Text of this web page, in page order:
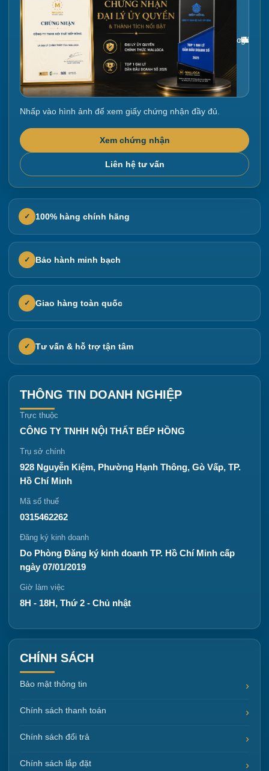
Gắn link ảnh giấy chứng nhận tại đây
Nhấp vào hình ảnh để xem giấy chứng nhận đầy đủ.
Xem chứng nhận
Liên hệ tư vấn
✓ 100% hàng chính hãng
✓ Bảo hành minh bạch
✓ Giao hàng toàn quốc
✓ Tư vấn & hỗ trợ tận tâm
THÔNG TIN DOANH NGHIỆP
Trực thuộc
CÔNG TY TNHH NỘI THẤT BẾP HỒNG
Trụ sở chính
928 Nguyễn Kiệm, Phường Hạnh Thông, Gò Vấp, TP.
Hồ Chí Minh
Mã số thuế
0315462262
Đăng ký kinh doanh
Do Phòng Đăng ký kinh doanh TP. Hồ Chí Minh cấp
ngày 07/01/2019
Giờ làm việc
8H - 18H, Thứ 2 - Chủ nhật
CHÍNH SÁCH
Bảo mật thông tin
Chính sách thanh toán
Chính sách đổi trả
Chính sách lắp đặt